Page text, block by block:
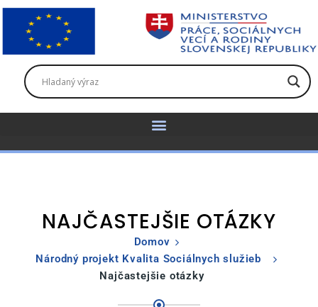
NAJČASTEJŠIE OTÁZKY
Domov
Národný projekt Kvalita Sociálnych služieb
Najčastejšie otázky